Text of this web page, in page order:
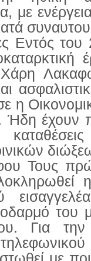
με
Εντός του
Χάρη
η
Ήδη έχουν
Τους
Για